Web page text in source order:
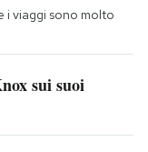
i viaggi sono molto
sui suoi